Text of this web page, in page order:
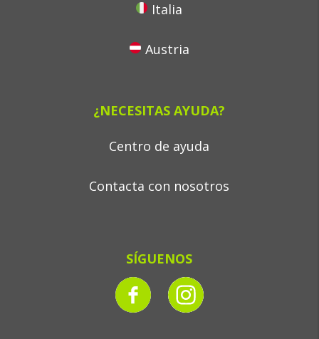
Italia
Austria
¿NECESITAS AYUDA?
Centro de ayuda
Contacta con nosotros
SÍGUENOS